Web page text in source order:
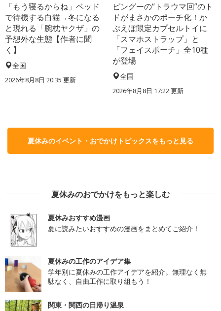
「もう寝るからね」ベッド
で待機する白猫→冬になる
と現れる「腕枕ヤクザ」の
予想外な生態【作者に聞
く】
全国
2026年8月8日 20:35 更新
ピングーの“トラウマ回”のト
ドがまさかのポーチ化！か
ぷえぼ限定カプセルトイに
「スマホストラップ」と
「フェイスポーチ」全10種
が登場
全国
2026年8月8日 17:22更新
夏休みのイベント・おでかけトピックスをもっと見る
夏休みのおでかけをもっと楽しむ
夏休みおすすめ漫画
夏に読みたいおすすめの漫画をまとめてご紹介！
夏休みの工作のアイデア集
学年別に夏休みの工作アイデアを紹介。無理なく無
駄なく、自由工作に取り組もう！
関東・関西の日帰り温泉